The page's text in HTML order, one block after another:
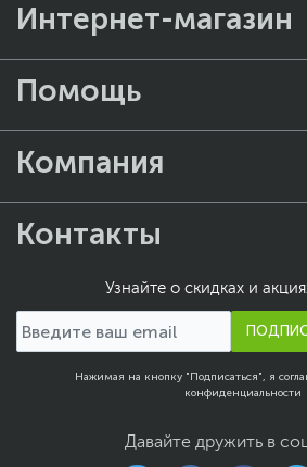
Интернет-магазин
Помощь
Компания
Контакты
Узнайте о скидках и
Нажимая на кнопку "Подписаться", я
конфиденциальности
Давайте дружить в